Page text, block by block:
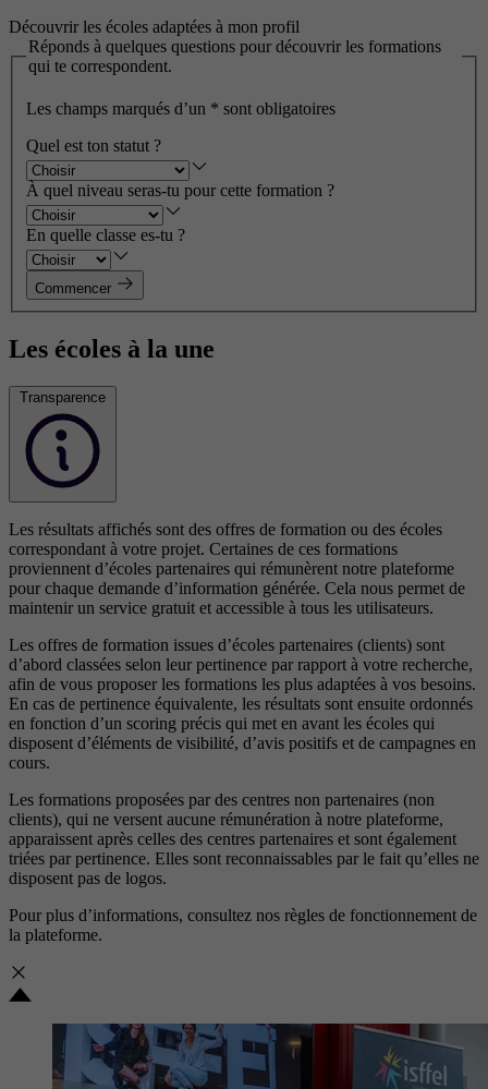
Découvrir les écoles adaptées à mon profil
Réponds à quelques questions pour découvrir les formations
qui te correspondent.
Les champs marqués d’un * sont obligatoires
Quel est ton statut ?
À quel niveau seras-tu pour cette formation ?
En quelle classe es-tu ?
Commencer
Les écoles à la une
Transparence
Les résultats affichés sont des offres de formation ou des écoles
correspondant à votre projet. Certaines de ces formations
proviennent d’écoles partenaires qui rémunèrent notre plateforme
pour chaque demande d’information générée. Cela nous permet de
maintenir un service gratuit et accessible à tous les utilisateurs.
Les offres de formation issues d’écoles partenaires (clients) sont
d’abord classées selon leur pertinence par rapport à votre recherche,
afin de vous proposer les formations les plus adaptées à vos besoins.
En cas de pertinence équivalente, les résultats sont ensuite ordonnés
en fonction d’un scoring précis qui met en avant les écoles qui
disposent d’éléments de visibilité, d’avis positifs et de campagnes en
cours.
Les formations proposées par des centres non partenaires (non
clients), qui ne versent aucune rémunération à notre plateforme,
apparaissent après celles des centres partenaires et sont également
triées par pertinence. Elles sont reconnaissables par le fait qu’elles ne
disposent pas de logos.
Pour plus d’informations, consultez nos règles de fonctionnement de
la plateforme.